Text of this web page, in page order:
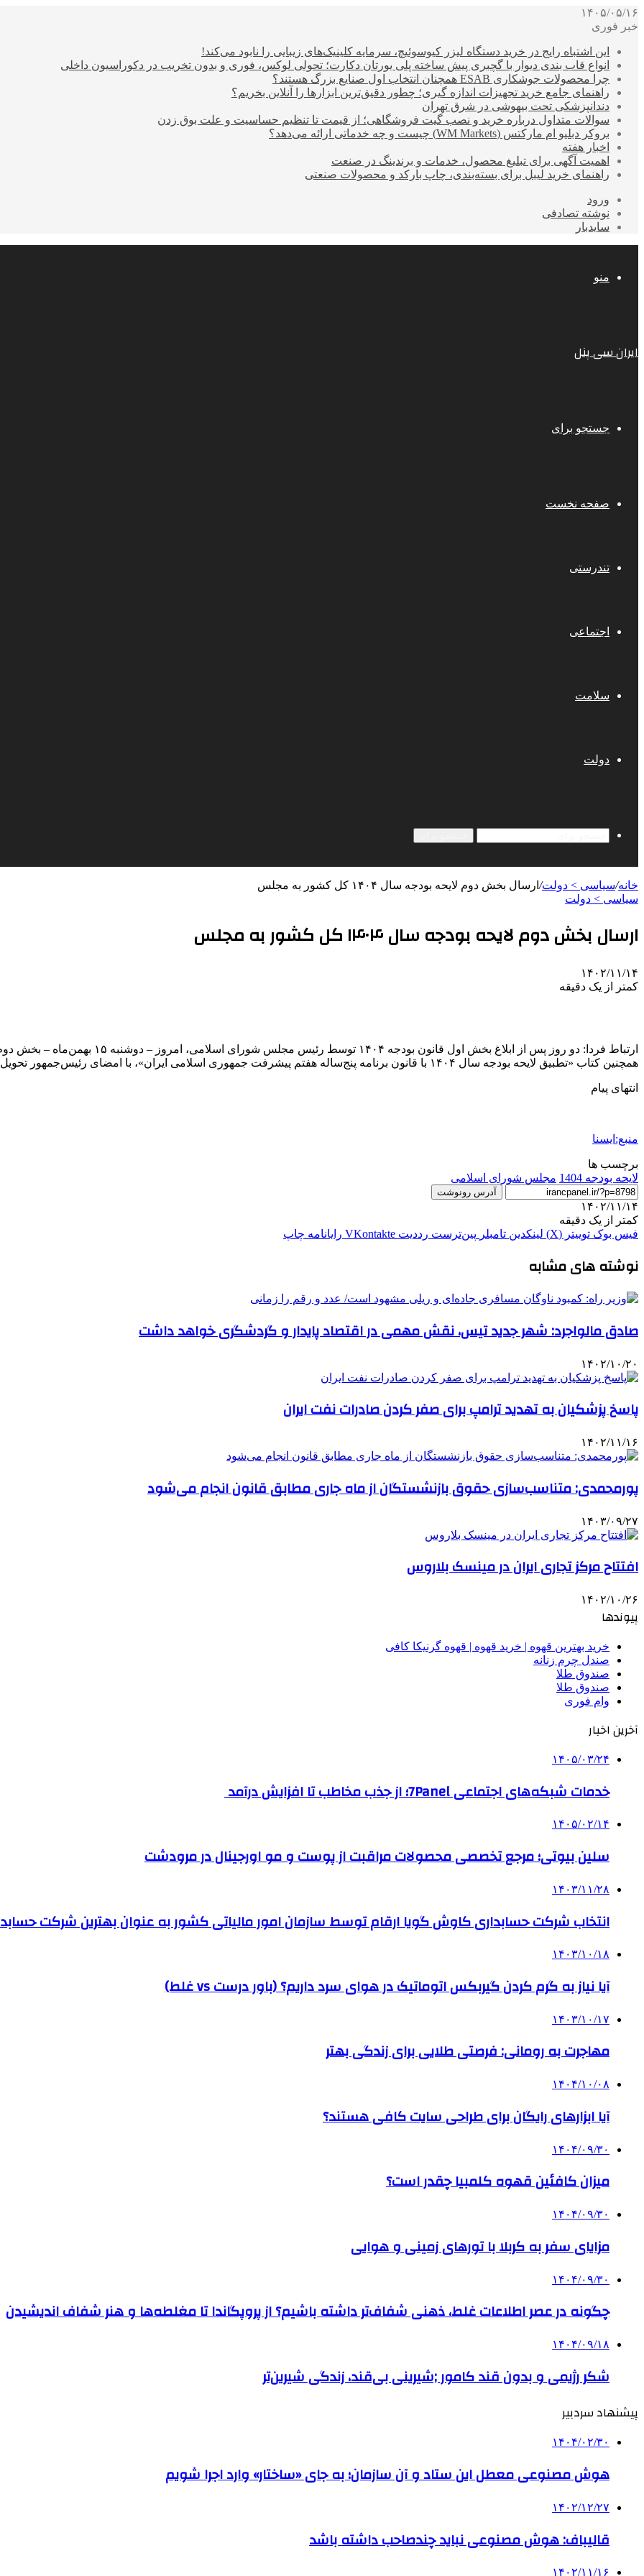
۱۴۰۵/۰۵/۱۶
خبر فوری
این اشتباه رایج در خرید دستگاه لیزر کیوسوئیچ، سرمایه کلینیک‌های زیبایی را نابود می‌کند!
انواع قاب بندی دیوار با گچبری پیش ساخته پلی یورتان دکارت؛ تحولی لوکس، فوری و بدون تخریب در دکوراسیون داخلی
چرا محصولات جوشکاری ESAB همچنان انتخاب اول صنایع بزرگ هستند؟
راهنمای جامع خرید تجهیزات اندازه گیری؛ چطور دقیق‌ترین ابزارها را آنلاین بخریم؟
دندانپزشکی تحت بیهوشی در شرق تهران
سوالات متداول درباره خرید و نصب گیت فروشگاهی؛ از قیمت تا تنظیم حساسیت و علت بوق زدن
بروکر دبلیو ام مارکتس (WM Markets) چیست و چه خدماتی ارائه می‌دهد؟
اخبار هفته
اهمیت آگهی برای تبلیغ محصول، خدمات و برندینگ در صنعت
راهنمای خرید لیبل برای بسته‌بندی، چاپ بارکد و محصولات صنعتی
ورود
نوشته تصادفی
سایدبار
منو
ایران سی پنل
جستجو برای
صفحه نخست
تندرستی
اجتماعی
سلامت
دولت
خانه/سیاسی > دولت/ ارسال بخش دوم لایحه بودجه سال ۱۴۰۴ کل کشور به مجلس
سیاسی > دولت
ارسال بخش دوم لایحه بودجه سال ۱۴۰۴ کل کشور به مجلس
۱۴۰۲/۱۱/۱۴
کمتر از یک دقیقه
همچنین کتاب «تطبیق لایحه بودجه سال ۱۴۰۴ با قانون برنامه پنج‌ساله هفتم پیشرفت جمهوری اسلامی ایران»، با امضای رئیس‌جمهور تحویل مجلس شورای اسلامی شد.
انتهای پیام
منبع:ایسنا
برچسب ها
لایحه بودجه 1404
مجلس شورای اسلامی
آدرس رونوشت
۱۴۰۲/۱۱/۱۴
کمتر از یک دقیقه
فیس بوک توییتر (X) لینکدین ‫تامبلر ‫پین‌ترست ‫رددیت ‫VKontakte رایانامه چاپ
نوشته های مشابه
صادق مالواجرد: شهر جدید تیس، نقش مهمی در اقتصاد پایدار و گردشگری خواهد داشت
۱۴۰۲/۱۰/۲۰
پاسخ پزشکیان به تهدید ترامپ برای صفر کردن صادرات نفت ایران
۱۴۰۲/۱۱/۱۶
پورمحمدی: متناسب‌سازی حقوق بازنشستگان از ماه جاری مطابق قانون انجام می‌شود
۱۴۰۳/۰۹/۲۷
افتتاح مرکز تجاری ایران در مینسک بلاروس
۱۴۰۲/۱۰/۲۶
پیوندها
خرید بهترین قهوه | خرید قهوه | قهوه گرنیکا کافی
صندل چرم زنانه
صندوق طلا
صندوق طلا
وام فوری
آخرین اخبار
۱۴۰۵/۰۳/۲۴
خدمات شبکه‌های اجتماعی 7Panel؛ از جذب مخاطب تا افزایش درآمد
۱۴۰۵/۰۲/۱۴
سلین بیوتی؛ مرجع تخصصی محصولات مراقبت از پوست و مو اورجینال در مرودشت
۱۴۰۳/۱۱/۲۸
انتخاب شرکت حسابداری کاوش گویا ارقام توسط سازمان امور مالیاتی کشور به عنوان بهترین شرکت
۱۴۰۳/۱۰/۱۸
آیا نیاز به گرم کردن گیربکس اتوماتیک در هوای سرد داریم؟ (باور درست vs غلط)
۱۴۰۳/۱۰/۱۷
مهاجرت به رومانی: فرصتی طلایی برای زندگی بهتر
۱۴۰۴/۱۰/۰۸
آیا ابزارهای رایگان برای طراحی سایت کافی هستند؟
۱۴۰۴/۰۹/۳۰
میزان کافئین قهوه کلمبیا چقدر است؟
۱۴۰۴/۰۹/۳۰
مزایای سفر به کربلا با تورهای زمینی و هوایی
۱۴۰۴/۰۹/۳۰
چگونه در عصر اطلاعات غلط، ذهنی شفاف‌تر داشته باشیم؟ از پروپگاندا تا مغلطه‌ها و هنر شفاف اندیشیدن
۱۴۰۴/۰۹/۱۸
شکر رژیمی و بدون قند کامور ;شیرینی بی‌قند، زندگی شیرین‌تر
پیشنهاد سردبیر
۱۴۰۴/۰۲/۳۰
هوش مصنوعی معطل این ستاد و آن سازمان؛ به جای «ساختار» وارد اجرا شویم
۱۴۰۲/۱۲/۲۷
قالیباف: هوش مصنوعی نباید چندصاحب داشته باشد
۱۴۰۲/۱۱/۱۶